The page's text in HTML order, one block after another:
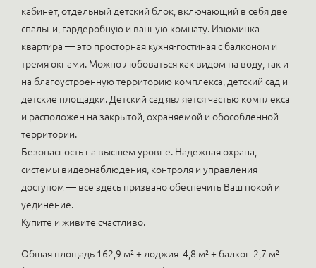
кабинет, отдельный детский блок, включающий в себя две
спальни, гардеробную и ванную комнату. Изюминка
квартира — это просторная кухня-гостиная с балконом и
тремя окнами. Можно любоваться как видом на воду, так и
на благоустроенную территорию комплекса, детский сад и
детские площадки. Детский сад является частью комплекса
и расположен на закрытой, охраняемой и обособленной
территории.
Безопасность на высшем уровне. Надежная охрана,
системы видеонаблюдения, контроля и управления
доступом — все здесь призвано обеспечить Ваш покой и
уединение.
Купите и живите счастливо.
Общая площадь 162,9 м² + лоджия 4,8 м² + балкон 2,7 м²